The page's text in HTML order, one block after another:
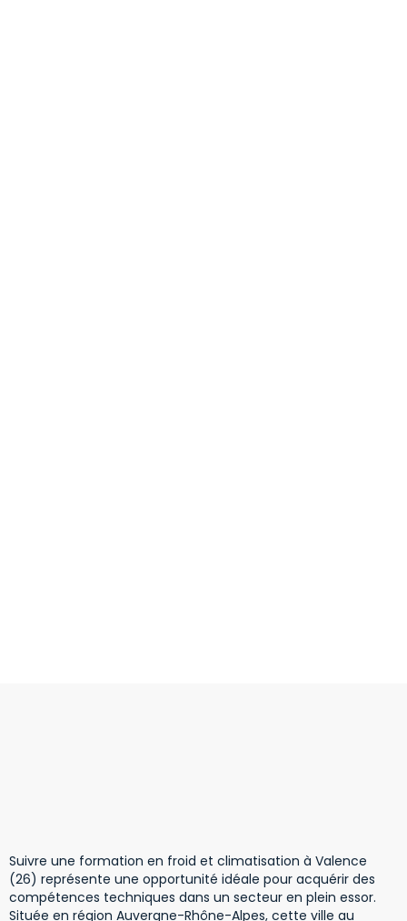
Suivre une formation en froid et climatisation à Valence
(26) représente une opportunité idéale pour acquérir des
compétences techniques dans un secteur en plein essor.
Située en région Auvergne-Rhône-Alpes, cette ville au